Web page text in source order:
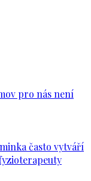
pro nás není
často vytváří